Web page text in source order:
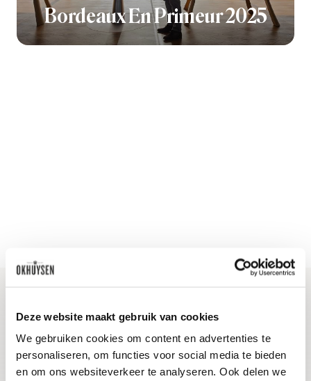
Deze website maakt gebruik van cookies
We gebruiken cookies om content en advertenties te
personaliseren, om functies voor social media te bieden
en om ons websiteverkeer te analyseren. Ook delen we
Bordeaux En Primeur 2025
Blijf op de hoogte
Ontvang het laatste wijnnieuws, proeverijen en
evenementen